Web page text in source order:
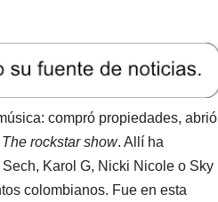
compró propiedades, abrió
The rockstar show. Allí ha
Karol G, Nicki Nicole o Sky
colombianos. Fue en esta